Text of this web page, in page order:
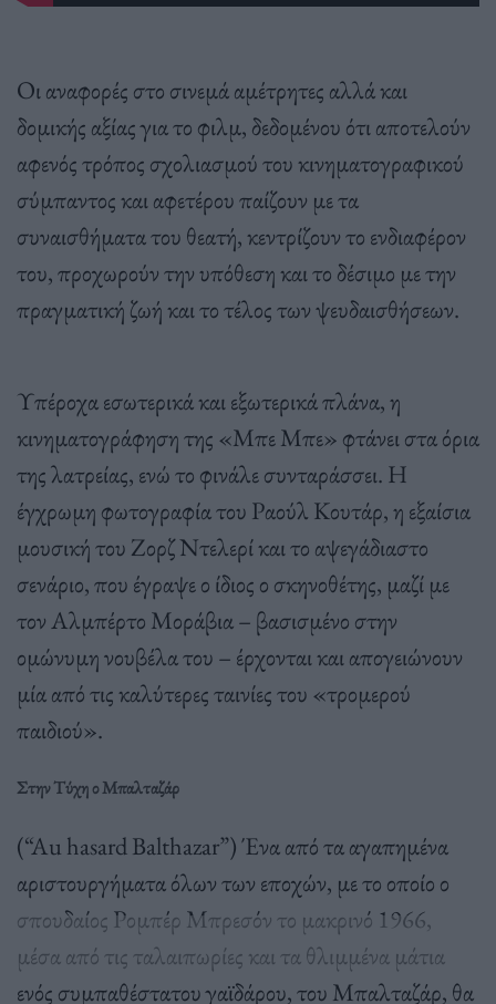
Οι αναφορές στο σινεμά αμέτρητες αλλά και
δομικής αξίας για το φιλμ, δεδομένου ότι αποτελούν
αφενός τρόπος σχολιασμού του κινηματογραφικού
σύμπαντος και αφετέρου παίζουν με τα
συναισθήματα του θεατή, κεντρίζουν το ενδιαφέρον
του, προχωρούν την υπόθεση και το δέσιμο με την
πραγματική ζωή και το τέλος των ψευδαισθήσεων.
Υπέροχα εσωτερικά και εξωτερικά πλάνα, η
κινηματογράφηση της «Μπε Μπε» φτάνει στα όρια
της λατρείας, ενώ το φινάλε συνταράσσει. Η
έγχρωμη φωτογραφία του Ραούλ Κουτάρ, η εξαίσια
μουσική του Ζορζ Ντελερί και το αψεγάδιαστο
σενάριο, που έγραψε ο ίδιος ο σκηνοθέτης, μαζί με
τον Αλμπέρτο Μοράβια – βασισμένο στην
ομώνυμη νουβέλα του – έρχονται και απογειώνουν
μία από τις καλύτερες ταινίες του «τρομερού
παιδιού».
Στην Τύχη ο Μπαλταζάρ
(“Au hasard Balthazar”) Ένα από τα αγαπημένα
αριστουργήματα όλων των εποχών, με το οποίο ο
σπουδαίος Ρομπέρ Μπρεσόν το μακρινό 1966,
μέσα από τις ταλαιπωρίες και τα θλιμμένα μάτια
ενός συμπαθέστατου γαϊδάρου, του Μπαλταζάρ, θα